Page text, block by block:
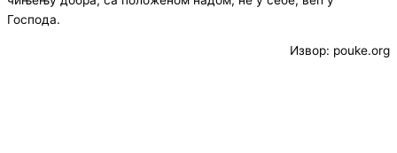
Господа.
Извор: pouke.org